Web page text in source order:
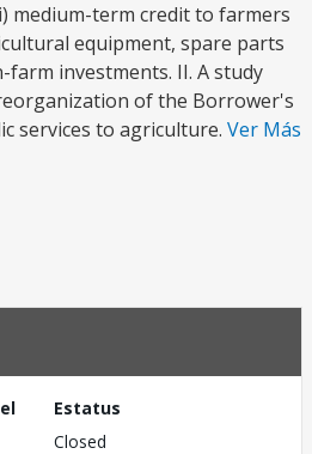
medium-term credit to farmers
equipment, spare parts
investments. II. A study
of the Borrower's
services to agriculture. Ver Más
Estatus
Closed